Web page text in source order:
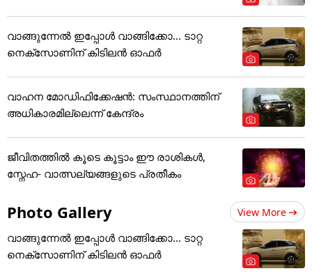
വാങ്ങുന്നേൽ ഇപ്പോൾ വാങ്ങിക്കോ... ടാറ്റ
നെക്സോണിന് കിടിലൻ ഓഫർ
വാഹന മോഡിഫിക്കേഷൻ: സംസ്ഥാനത്തിന്
അ‌ധികാരമില്ലെന്ന് കേന്ദ്രം
ജീവിതത്തിൽ കൂടെ കൂട്ടാം ഈ രാശികൾ,
സ്നേഹ- വാത്സല്യങ്ങളുടെ പ്രതീകം
Photo Gallery View More
വാങ്ങുന്നേൽ ഇപ്പോൾ വാങ്ങിക്കോ... ടാറ്റ
നെക്സോണിന് കിടിലൻ ഓഫർ